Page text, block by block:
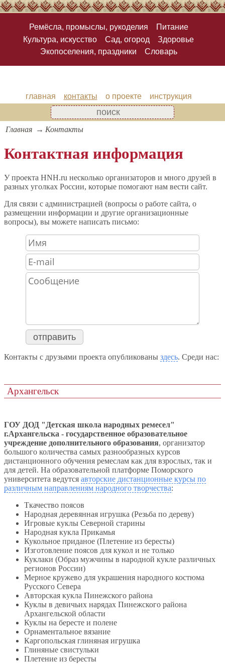
Ремёсла, промыслы, рукоделия
Питание
Культура, искусство
Сад, огород
Здоровье
Экопоселения, праздники
Словарь
главная контакты о проекте инструкция
Главная Контакты
Контактная информация
У проекта HNH.ru несколько организаторов и много друзей в
разных уголках России, которые помогают нам вести сайт.
Для связи с администрацией (вопросы о работе сайта, о
размещении информации и другие организационные
вопросы), вы можете написать письмо:
отправить
Контакты с друзьями проекта опубликованы здесь. Среди нас:
Архангельск
ГОУ ДОД "Детская школа народных ремесел"
г.Архангельска - государственное образовательное
учреждение дополнительного образования, организатор
большого количества самых разнообразных курсов
дистанционного обучения ремеслам как для взрослых, так и
для детей. На образовательной платформе Поморского
университета ведутся авторские дистанционные курсы по
различным направлениям народного творчества:
Ткачество поясов
Народная деревянная игрушка (Резьба по дереву)
Игровые куклы Северной старины
Народная кукла Прикамья
Кукольное приданое (Плетение из бересты)
Изготовление поясов для кукол и не только
Куклаки (Образ мужчины в народной кукле различных
регионов России)
Мерное кружево для украшения народного костюма
Русского Севера
Авторская кукла Пинежского района
Куклы в девичьих нарядах Пинежского района
Архангельской области
Куклы на бересте и полене
Орнаментальное вязание
Каргопольская глиняная игрушка
Глиняные свистульки
Плетение из бересты